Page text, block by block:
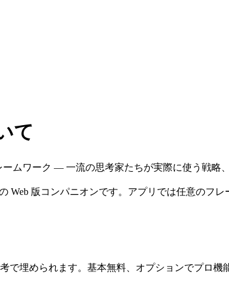
て
ームワーク ― 一流の思考家たちが実際に使う戦
Web 版コンパニオンです。アプリでは任意の
で埋められます。基本無料、オプションでプロ機